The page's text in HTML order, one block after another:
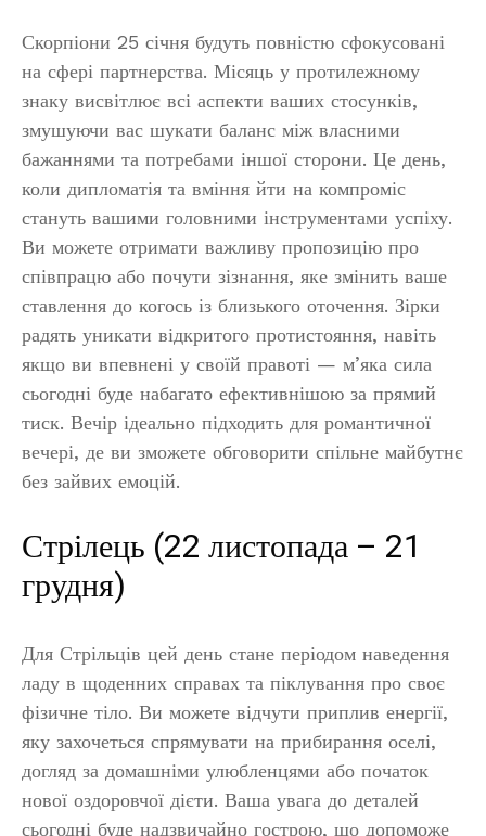
Скорпіони 25 січня будуть повністю сфокусовані
на сфері партнерства. Місяць у протилежному
знаку висвітлює всі аспекти ваших стосунків,
змушуючи вас шукати баланс між власними
бажаннями та потребами іншої сторони. Це день,
коли дипломатія та вміння йти на компроміс
стануть вашими головними інструментами успіху.
Ви можете отримати важливу пропозицію про
співпрацю або почути зізнання, яке змінить ваше
ставлення до когось із близького оточення. Зірки
радять уникати відкритого протистояння, навіть
якщо ви впевнені у своїй правоті — м’яка сила
сьогодні буде набагато ефективнішою за прямий
тиск. Вечір ідеально підходить для романтичної
вечері, де ви зможете обговорити спільне майбутнє
без зайвих емоцій.
Стрілець (22 листопада – 21
грудня)
Для Стрільців цей день стане періодом наведення
ладу в щоденних справах та піклування про своє
фізичне тіло. Ви можете відчути приплив енергії,
яку захочеться спрямувати на прибирання оселі,
догляд за домашніми улюбленцями або початок
нової оздоровчої дієти. Ваша увага до деталей
сьогодні буде надзвичайно гострою, що допоможе